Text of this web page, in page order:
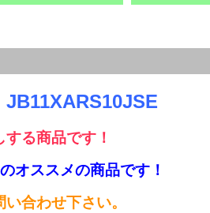
る商品です！
オススメの商品です！
合わせ下さい。